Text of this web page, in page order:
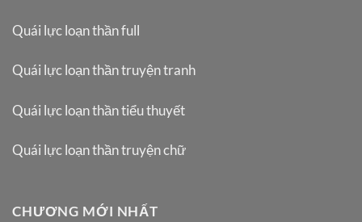
Quái lực loạn thần full
Quái lực loạn thần truyện tranh
Quái lực loạn thần tiểu thuyết
Quái lực loạn thần truyện chữ
CHƯƠNG MỚI NHẤT